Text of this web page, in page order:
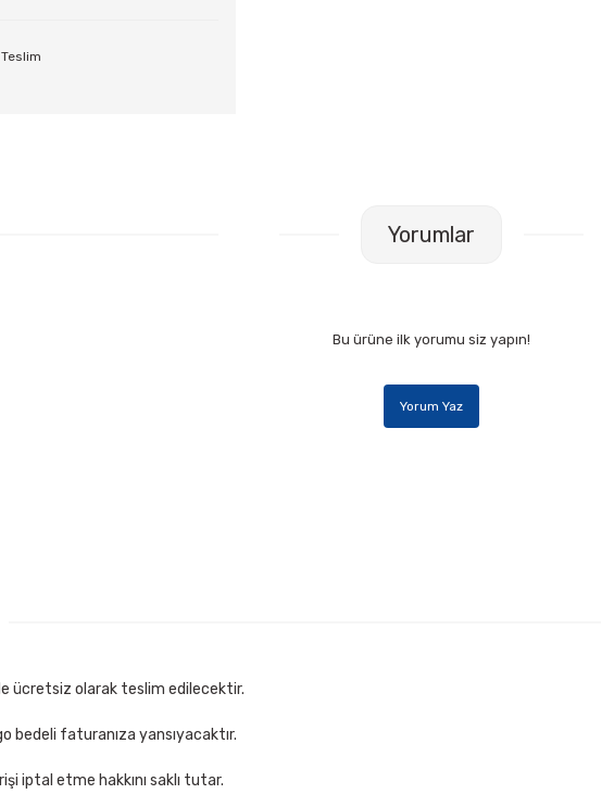
Yorumlar
Bu ürüne ilk yorumu siz yapın!
Yorum Yaz
Ekle
Sümen Takımı Osaka OP342 0,7 mm Neon Renkler Versatil Kalem
ücretsiz olarak teslim edilecektir.
bedeli faturanıza yansıyacaktır.
iptal etme hakkını saklı tutar.